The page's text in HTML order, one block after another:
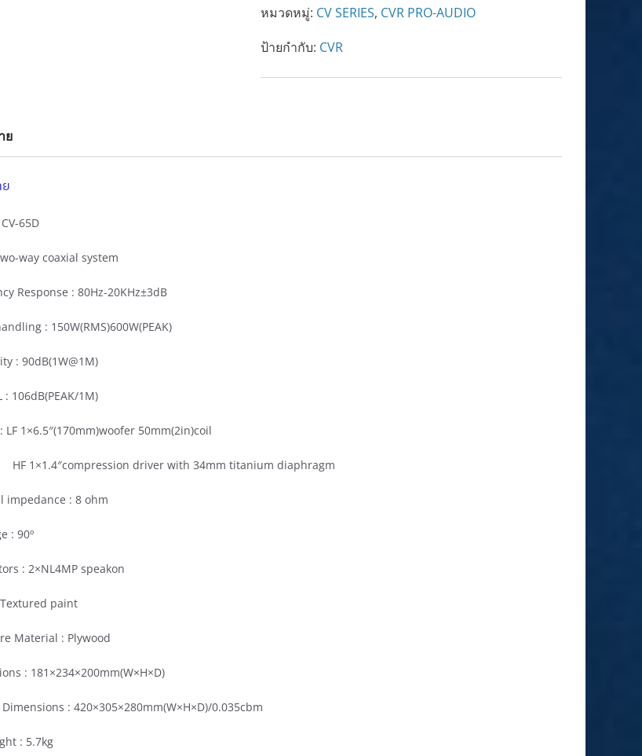
หมวดหมู่: CV SERIES, CVR PRO-AUDIO
ป้ายกำกับ: CVR
ย
CV-65D
way coaxial system
Response : 80Hz-20KHz±3dB
: 150W(RMS)600W(PEAK)
: 90dB(1W@1M)
: 106dB(PEAK/1M)
LF 1×6.5″(170mm)woofer 50mm(2in)coil
driver with 34mm titanium diaphragm
impedance : 8 ohm
: 90º
: 2×NL4MP speakon
Textured paint
Material : Plywood
: 181×234×200mm(W×H×D)
Dimensions : 420×305×280mm(W×H×D)/0.035cbm
: 5.7kg